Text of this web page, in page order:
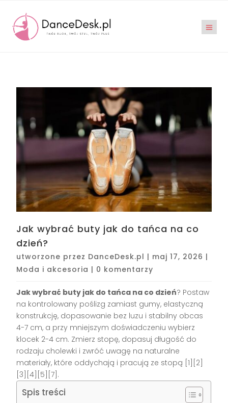
Jak wybrać buty jak do tańca na co
dzień?
utworzone przez DanceDesk.pl | maj 17, 2026 |
Moda i akcesoria | 0 komentarzy
Jak wybrać buty jak do tańca na co dzień? Postaw
na kontrolowany poślizg zamiast gumy, elastyczną
konstrukcję, dopasowanie bez luzu i stabilny obcas
4-7 cm, a przy mniejszym doświadczeniu wybierz
klocek 2-4 cm. Zmierz stopę, dopasuj długość do
rodzaju cholewki i zwróć uwagę na naturalne
materiały, które oddychają i pracują ze stopą [1][2]
[3][4][5][7].
Spis treści